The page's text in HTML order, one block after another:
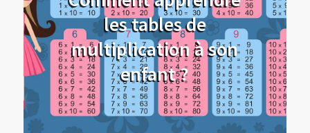
les tables de
multiplication à son
enfant ?